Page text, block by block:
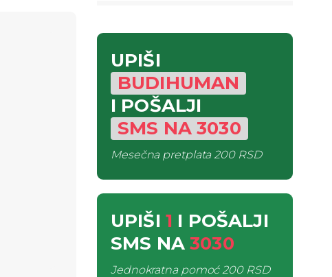
UPIŠI
BUDIHUMAN
I POŠALJI
SMS NA3030
Mesečna pretplata200 RSD
UPIŠI 1 I POŠALJI
SMS NA 3030
Jednokratna pomoć200 RSD